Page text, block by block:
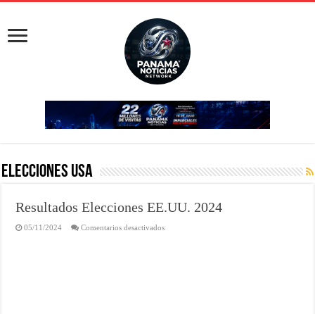
Elecciones USA
Resultados Elecciones EE.UU. 2024
05/11/2024 Comentarios desactivados